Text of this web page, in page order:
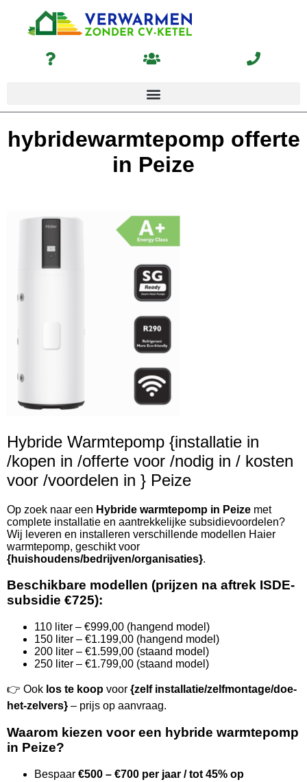
hybridewarmtepomp offerte
in Peize
Hybride Warmtepomp {installatie in
/kopen in /offerte voor /nodig in / kosten
voor /voordelen in } Peize
Op zoek naar een Hybride warmtepomp in Peize met
complete installatie en aantrekkelijke subsidievoordelen?
Wij leveren en installeren verschillende modellen Haier
warmtepomp, geschikt voor
{huishoudens/bedrijven/organisaties}.
Beschikbare modellen (prijzen na aftrek ISDE-
subsidie €725):
110 liter – €999,00 (hangend model)
150 liter – €1.199,00 (hangend model)
200 liter – €1.599,00 (staand model)
250 liter – €1.799,00 (staand model)
👉 Ook los te koop voor {zelf installatie/zelfmontage/doe-
het-zelvers} – prijs op aanvraag.
Waarom kiezen voor een hybride warmtepomp
in Peize?
Bespaar €500 – €700 per jaar / tot 45% op